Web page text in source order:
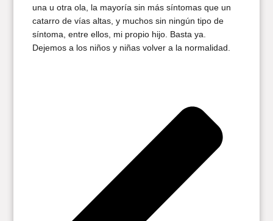
una u otra ola, la mayoría sin más síntomas que un
catarro de vías altas, y muchos sin ningún tipo de
síntoma, entre ellos, mi propio hijo. Basta ya.
Dejemos a los niños y niñas volver a la normalidad.